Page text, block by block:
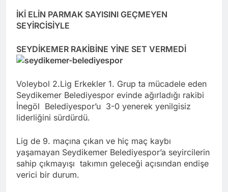
İKİ ELİN PARMAK SAYISINI GEÇMEYEN
SEYİRCİSİYLE
SEYDİKEMER RAKİBİNE YİNE SET VERMEDİ
Voleybol 2.Lig Erkekler 1. Grup ta mücadele eden
Seydikemer Belediyespor evinde ağırladığı rakibi
İnegöl Belediyespor’u 3-0 yenerek yenilgisiz
liderliğini sürdürdü.
Lig de 9. maçına çıkan ve hiç maç kaybı
yaşamayan Seydikemer Belediyespor’a seyircilerin
sahip çıkmayışı takımın geleceği açısından endişe
verici bir durum.